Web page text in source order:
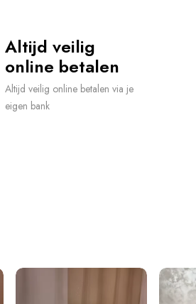
Altijd veilig
online betalen
Altijd veilig online betalen via je
eigen bank